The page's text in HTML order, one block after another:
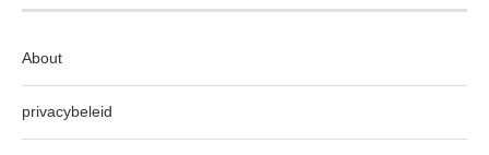
About
privacybeleid